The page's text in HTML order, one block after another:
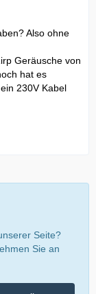
Also ohne
Geräusche von
hat es
230V Kabel
Seite?
Sie an